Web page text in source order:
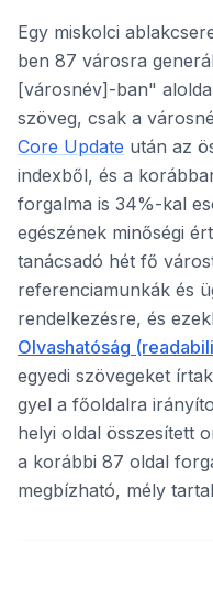
Egy miskolci
ben 87 városra
[városnév]-ban"
szöveg, csak a
Core Update után az
indexből, és a
forgalma is 34%-kal
egészének minőségi
tanácsadó hét fő
referenciamunkák és
rendelkezésre, és
Olvashatóság
egyedi szövegeket
gyel a főoldalra
helyi oldal összesített
a korábbi 87 oldal
megbízható, mély